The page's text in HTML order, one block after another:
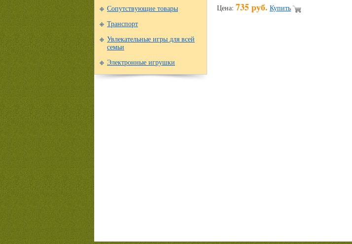
Сопутствующие товары
Транспорт
Увлекательные игры для всей
семьи
Электронные игрушки
Цена: 735 руб. Купить